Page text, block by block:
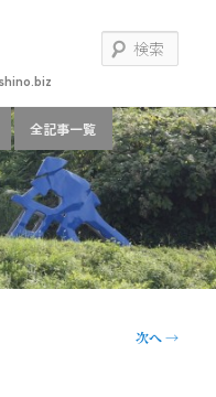
索
全記事一覧
次へ→